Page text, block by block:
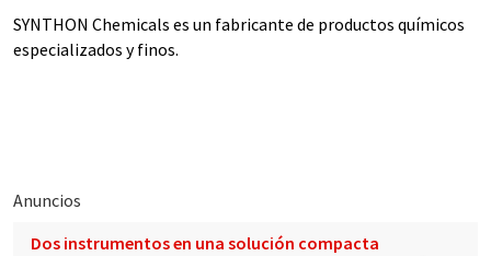
SYNTHON Chemicals es un fabricante de productos químicos
especializados y finos.
Anuncios
Dos instrumentos en una solución compacta